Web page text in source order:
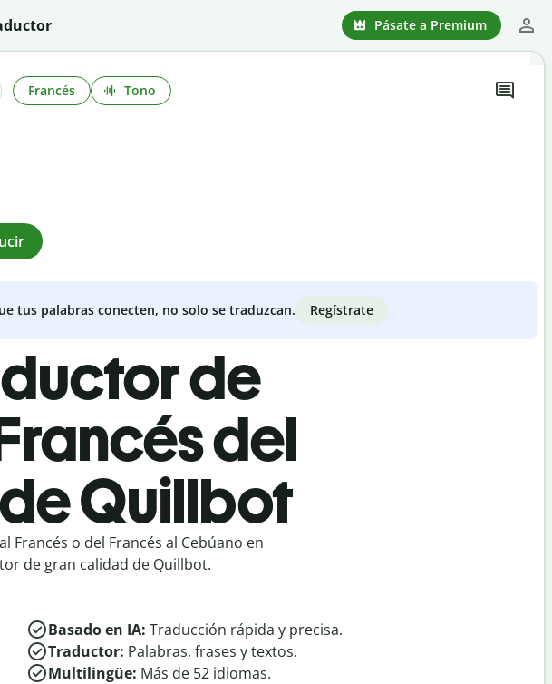
Pásate a Premium
Francés Tono
tus palabras conecten, no solo se traduzcan. Regístrate
de
del
Quillbot
o del Francés al Cebúano en
de gran calidad de Quillbot.
Basado en IA: Traducción rápida y precisa.
Traductor: Palabras, frases y textos.
Multilingüe: Más de 52 idiomas.